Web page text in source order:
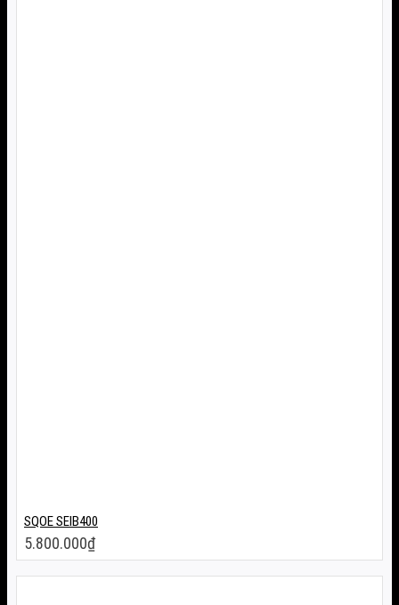
SQOE SEIB400
5.800.000₫